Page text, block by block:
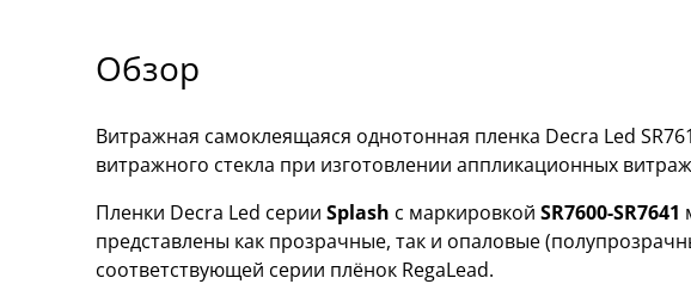
Обзор
Витражная самоклеящаяся однотонная пленка Decra Led
витражного стекла при изготовлении аппликационных
Пленки Decra Led серии Splash с маркировкой SR7600-SR7641
представлены как прозрачные, так и опаловые
соответствующей серии плёнок RegaLead.